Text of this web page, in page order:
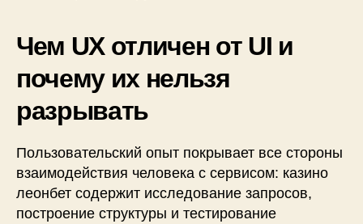
Чем UX отличен от UI и
почему их нельзя
разрывать
Пользовательский опыт покрывает все стороны
взаимодействия человека с сервисом: казино
леонбет содержит исследование запросов,
построение структуры и тестирование